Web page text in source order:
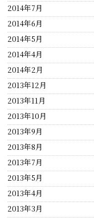
2014年7月
2014年6月
2014年5月
2014年4月
2014年2月
2013年12月
2013年11月
2013年10月
2013年9月
2013年8月
2013年7月
2013年5月
2013年4月
2013年3月